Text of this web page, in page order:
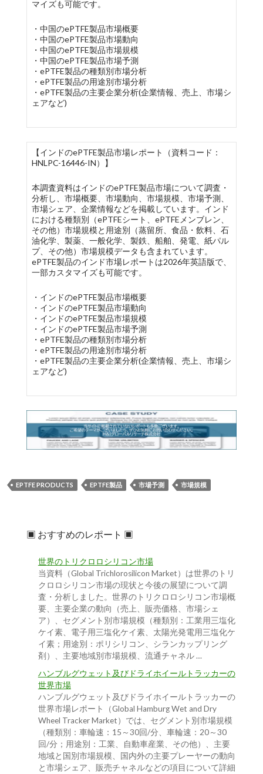
マイズも可能です。
・中国のePTFE製品市場概要
・中国のePTFE製品市場動向
・中国のePTFE製品市場規模
・中国のePTFE製品市場予測
・ePTFE製品の種類別市場分析
・ePTFE製品の用途別市場分析
・ePTFE製品の主要企業分析(企業情報、売上、市場シ
ェアなど)
【インドのePTFE製品市場レポート（資料コード：
HNLPC-16446-IN）】
本調査資料はインドのePTFE製品市場について調査・
分析し、市場概要、市場動向、市場規模、市場予測、
市場シェア、企業情報などを掲載しています。インド
における種類別（ePTFEシート、ePTFEメンブレン、
その他）市場規模と用途別（蒸留所、食品・飲料、石
油化学、製薬、一般化学、製鉄、船舶、発電、紙パル
プ、その他）市場規模データも含まれています。
ePTFE製品のインド市場レポートは2026年英語版で、
一部カスタマイズも可能です。
・インドのePTFE製品市場概要
・インドのePTFE製品市場動向
・インドのePTFE製品市場規模
・インドのePTFE製品市場予測
・ePTFE製品の種類別市場分析
・ePTFE製品の用途別市場分析
・ePTFE製品の主要企業分析(企業情報、売上、市場シ
ェアなど)
EPTFE PRODUCTS EPTFE製品 市場予測 市場規模
▣ おすすめのレポート ▣
世界のトリクロロシリコン市場
当資料（Global Trichlorosilicon Market）は世界のトリ
クロロシリコン市場の現状と今後の展望について調
査・分析しました。世界のトリクロロシリコン市場概
要、主要企業の動向（売上、販売価格、市場シェ
ア）、セグメント別市場規模（種類別：工業用三塩化
ケイ素、電子用三塩化ケイ素、太陽光発電用三塩化ケ
イ素；用途別：ポリシリコン、シランカップリング
剤）、主要地域別市場規模、流通チャネル …
ハンブルグウェット及びドライホイールトラッカーの
世界市場
ハンブルグウェット及びドライホイールトラッカーの
世界市場レポート（Global Hamburg Wet and Dry
Wheel Tracker Market）では、セグメント別市場規模
（種類別：車輪速：15～30回/分、車輪速：20～30
回/分；用途別：工業、自動車産業、その他）、主要
地域と国別市場規模、国内外の主要プレーヤーの動向
と市場シェア、販売チャネルなどの項目について詳細